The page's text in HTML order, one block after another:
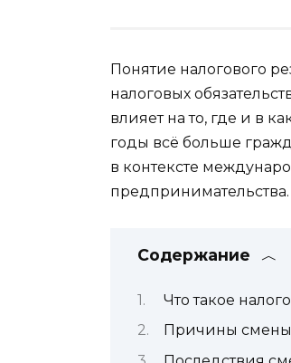
Понятие налогового
налоговых
влияет на то, где и в
годы всё больше
в контексте
предпринимательства.
Содержание
Что такое
Причины смены